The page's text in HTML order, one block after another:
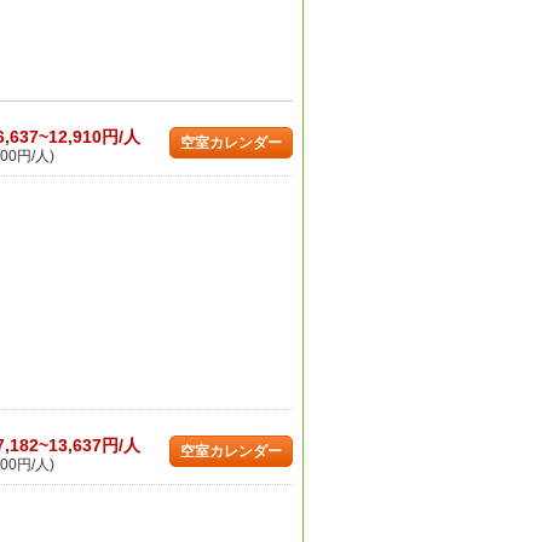
円/人
円/人)
空室カレンダー
円/人
円/人)
空室カレンダー